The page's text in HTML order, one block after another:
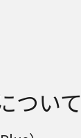
ついて